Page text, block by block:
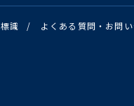
識 / よくある質問・お問